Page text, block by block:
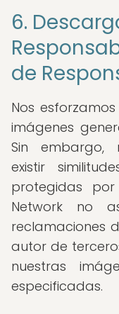
6.
de
Nos
imágenes
Sin embargo,
existir
protegidas
Network no
reclamaciones
autor de
nuestras
especificadas.